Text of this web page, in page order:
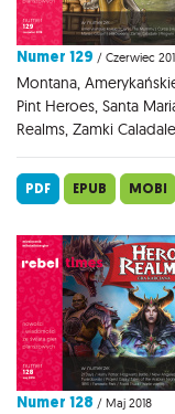
Numer 129 / Czerwiec
Montana,
Pint Heroes, Santa
Realms, Zamki
PDF EPUB MOBI
Numer 128 / Maj 2018